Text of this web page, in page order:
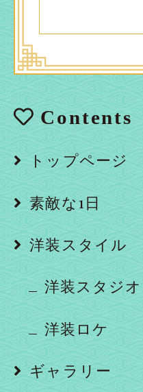
Contents
トップページ
素敵な1日
洋装スタイル
洋装スタジオ
洋装ロケ
ギャラリー